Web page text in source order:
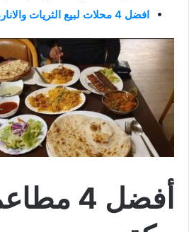
افضل 4 محلات لبيع الثريات والانارة في مكة
أفضل 4